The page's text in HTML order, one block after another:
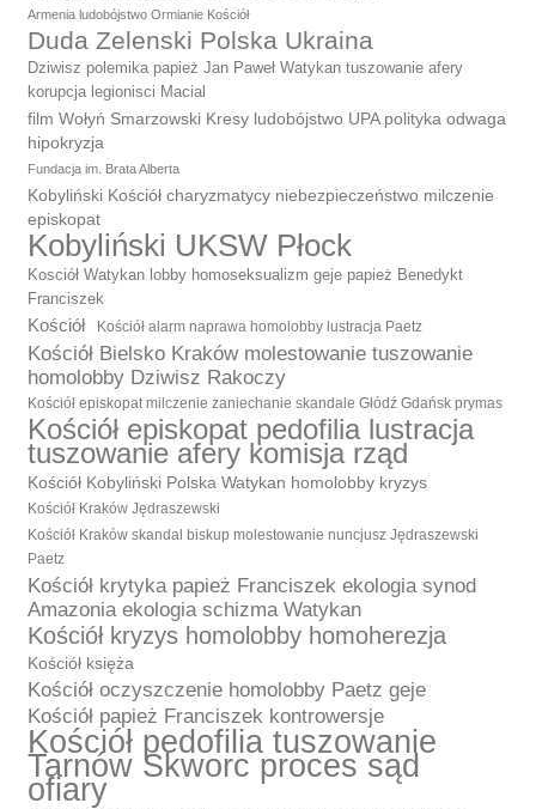
Armenia ludobójstwo Ormianie Kościół
Duda Zelenski Polska Ukraina
Dziwisz polemika papież Jan Paweł Watykan tuszowanie afery
korupcja legionisci Macial
film Wołyń Smarzowski Kresy ludobójstwo UPA polityka odwaga
hipokryzja
Fundacja im. Brata Alberta
Kobyliński Kościół charyzmatycy niebezpieczeństwo milczenie
episkopat
Kobyliński UKSW Płock
Kosciół Watykan lobby homoseksualizm geje papież Benedykt
Franciszek
Kościół Kościół alarm naprawa homolobby lustracja Paetz
Kościół Bielsko Kraków molestowanie tuszowanie
homolobby Dziwisz Rakoczy
Kościół episkopat milczenie zaniechanie skandale Głódź Gdańsk prymas
Kościół episkopat pedofilia lustracja
tuszowanie afery komisja rząd
Kościół Kobyliński Polska Watykan homolobby kryzys
Kościół Kraków Jędraszewski
Kościół Kraków skandal biskup molestowanie nuncjusz Jędraszewski
Paetz
Kościół krytyka papież Franciszek ekologia synod
Amazonia ekologia schizma Watykan
Kościół kryzys homolobby homoherezja
Kościół księża
Kościół oczyszczenie homolobby Paetz geje
Kościół papież Franciszek kontrowersje
Kościół pedofilia tuszowanie
Tarnów Skworc proces sąd
ofiary